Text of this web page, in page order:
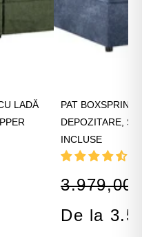
LADĂ
PAT BOXSPRING
DEPOZITARE,
INCLUSE
3.979,00
De la